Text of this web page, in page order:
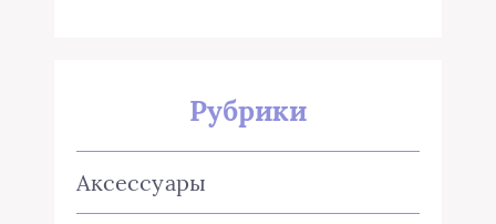
Рубрики
Аксессуары